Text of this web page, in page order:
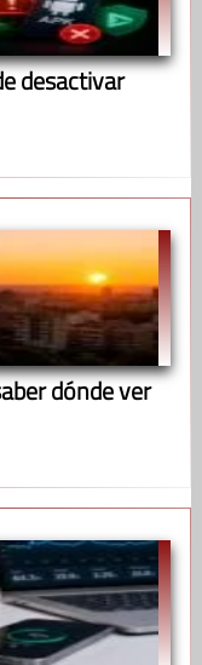
desactivar
dónde ver